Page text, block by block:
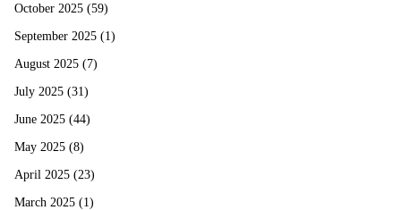
October 2025 (59)
September 2025 (1)
August 2025 (7)
July 2025 (31)
June 2025 (44)
May 2025 (8)
April 2025 (23)
March 2025 (1)